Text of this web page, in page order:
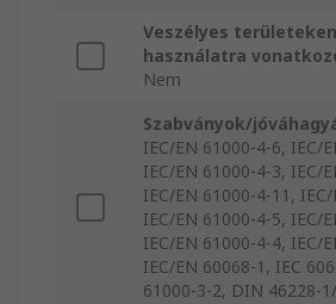
Veszélyes
használatra
Nem
Szabványok/
IEC/EN 61000-4-6, IEC/
IEC/EN 61000-4-3, IEC/
IEC/EN 61000-4-11,
IEC/EN 61000-4-5, IEC/
IEC/EN 61000-4-4, IEC/
IEC/EN 60068-1, IEC
61000-3-2, DIN 46228-